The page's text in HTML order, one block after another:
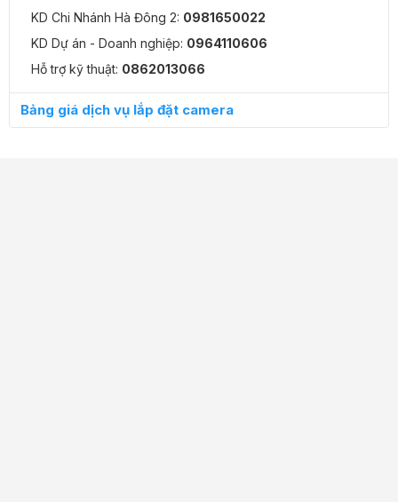
KD Chi Nhánh Hà Đông 2: 0981650022
KD Dự án - Doanh nghiệp: 0964110606
Hỗ trợ kỹ thuật: 0862013066
Bảng giá dịch vụ lắp đặt camera